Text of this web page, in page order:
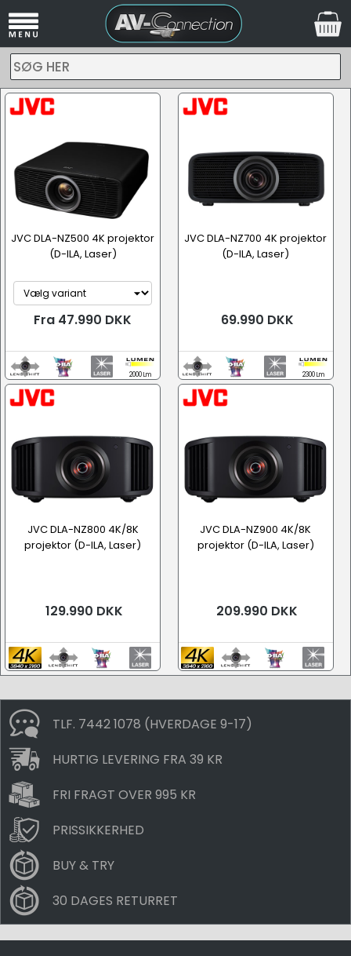
SØG HER
JVC DLA-NZ500 4K projektor
(D-ILA, Laser)
Fra 47.990 DKK
2000 Lm
JVC DLA-NZ700 4K projektor
(D-ILA, Laser)
69.990 DKK
2300 Lm
JVC DLA-NZ800 4K/8K
projektor (D-ILA, Laser)
129.990 DKK
JVC DLA-NZ900 4K/8K
projektor (D-ILA, Laser)
209.990 DKK
TLF. 7442 1078 (HVERDAGE 9-17)
HURTIG LEVERING FRA 39 KR
FRI FRAGT OVER 995 KR
PRISSIKKERHED
BUY & TRY
30 DAGES RETURRET